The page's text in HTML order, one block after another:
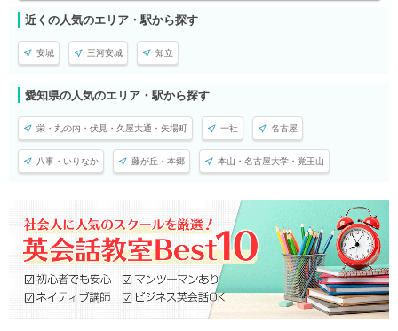
近くの人気のエリア・駅から探す
安城 三河安城 知立
愛知県の人気のエリア・駅から探す
栄・丸の内・伏見・久屋大通・矢場町 一社 名古屋
八事・いりなか 藤が丘・本郷 本山・名古屋大学・覚王山